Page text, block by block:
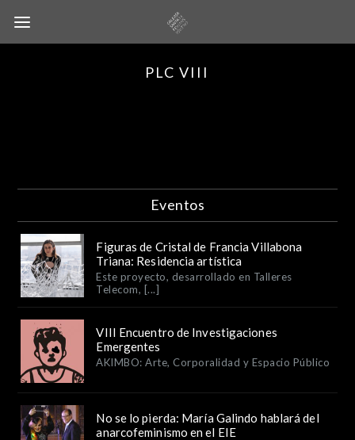
PLC VIII
Eventos
Figuras de Cristal de Francia Villabona
Triana: Residencia artística
Este proyecto, desarrollado en Talleres
Telecom, [...]
VIII Encuentro de Investigaciones
Emergentes
AKIMBO: Arte, Corporalidad y Espacio Público
No se lo pierda: María Galindo hablará del
anarcofeminismo en el EIE